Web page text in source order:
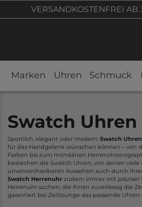
VERSANDKOSTENFREI
Marken Uhren Schmuck
Swatch Uhren
Sportlich, elegant oder modern: Swatch Uhren
für das Handgelenk wünschen können –
Farben bis zum mondänen
bestechen die Swatch Uhren, von denen
unverwechselbaren Aussehen auch durch
Swatch Herrenuhr zudem immer mit präziser
Herrenuhr suchen, die Ihnen zuverlässig die
garantiert bei Zeitlounge das passende